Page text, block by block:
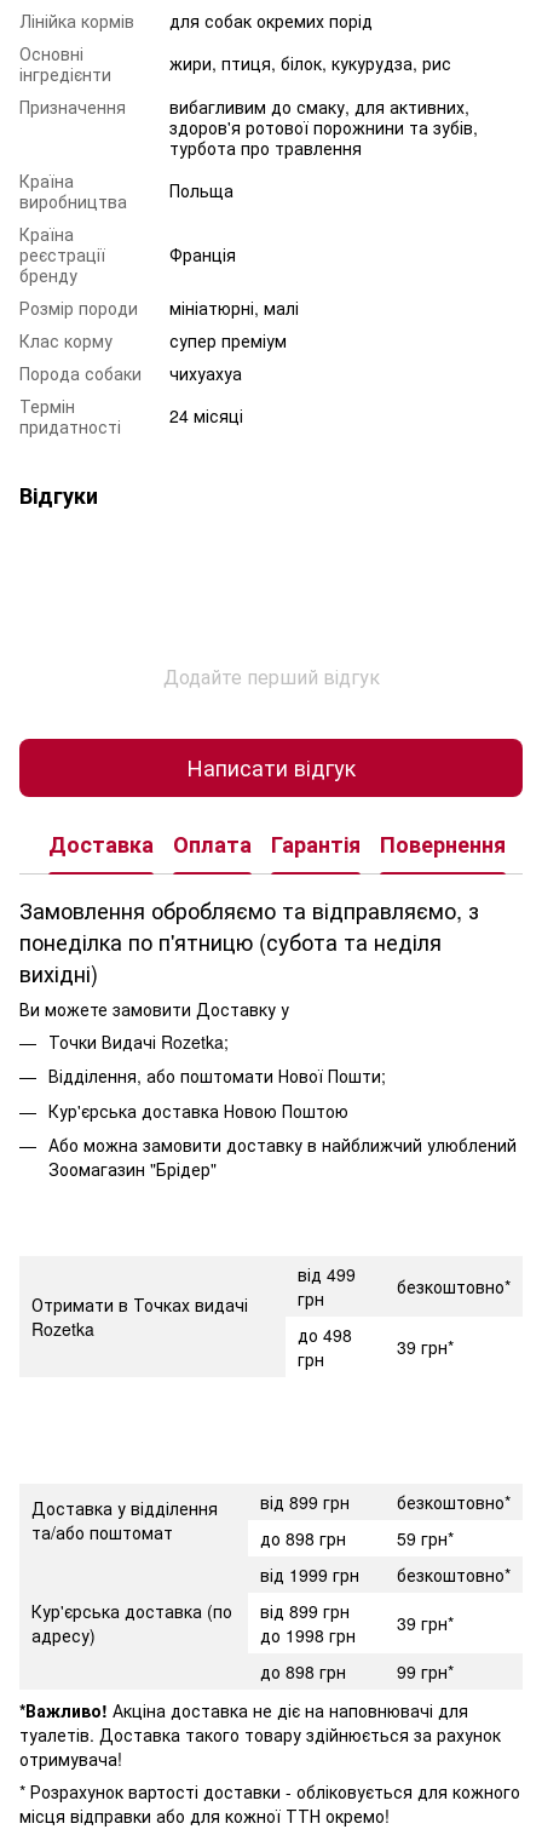
Лінійка кормів
для собак окремих порід
Основні
інгредієнти
жири, птиця, білок, кукурудза, рис
Призначення
вибагливим до смаку, для активних,
здоров'я ротової порожнини та зубів,
турбота про травлення
Країна
виробництва
Польща
Країна
реєстрації
бренду
Франція
Розмір породи
мініатюрні, малі
Клас корму
супер преміум
Порода собаки
чихуахуа
Термін
придатності
24 місяці
Відгуки
Додайте перший відгук
Написати відгук
Доставка Оплата Гарантія Повернення
Замовлення обробляємо та відправляємо, з
понеділка по п'ятницю (субота та неділя
вихідні)
Ви можете замовити Доставку у
Точки Видачі Rozetka;
Відділення, або поштомати Нової Пошти;
Кур'єрська доставка Новою Поштою
Або можна замовити доставку в найближчий улюблений
Зоомагазин "Брідер"
Отримати в Точках видачі
Rozetka
від 499
грн
безкоштовно*
до 498
грн
39 грн*
Доставка у відділення
та/або поштомат
від 899 грн
безкоштовно*
до 898 грн
59 грн*
Кур'єрська доставка (по
адресу)
від 1999 грн
безкоштовно*
від 899 грн
до 1998 грн
39 грн*
до 898 грн
99 грн*
*Важливо! Акціна доставка не діє на наповнювачі для
туалетів. Доставка такого товару здійнюється за рахунок
отримувача!
* Розрахунок вартості доставки - обліковується для кожного
місця відправки або для кожної ТТН окремо!